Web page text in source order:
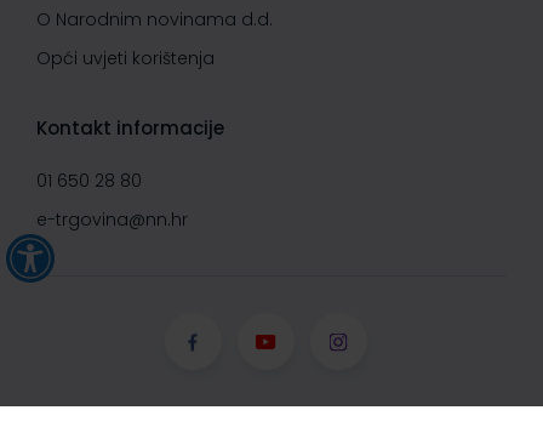
O Narodnim novinama d.d.
Opći uvjeti korištenja
Kontakt informacije
01 650 28 80
e-trgovina@nn.hr